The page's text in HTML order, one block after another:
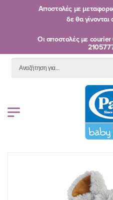
Αποστολές με
δε θα γίνονται
Oι αποστολές με courier